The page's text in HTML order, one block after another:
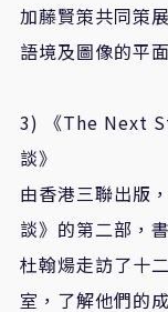
加藤賢策共同策
語境及圖像的平
3) 《The Next
談》
由香港三聯出版
談》的第二部，
杜翰煬走訪了十
室，了解他們的